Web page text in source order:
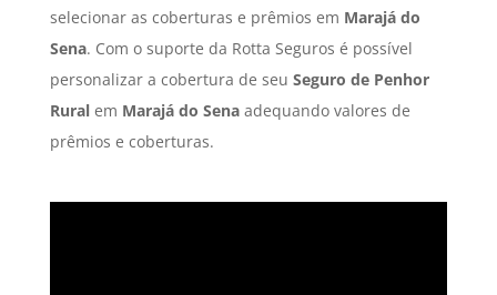
selecionar as coberturas e prêmios em Marajá do
Sena. Com o suporte da Rotta Seguros é possível
personalizar a cobertura de seu Seguro de Penhor
Ruralem Marajá do Senaadequando valores de
prêmios e coberturas.